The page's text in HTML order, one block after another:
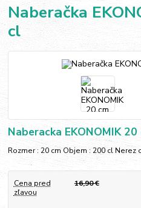
Naberačka
cl
Naberacka EKONOMIK
Rozmer : 20 cm Objem : 200 cl Nerez
Cena pred
zľavou
16,90 €